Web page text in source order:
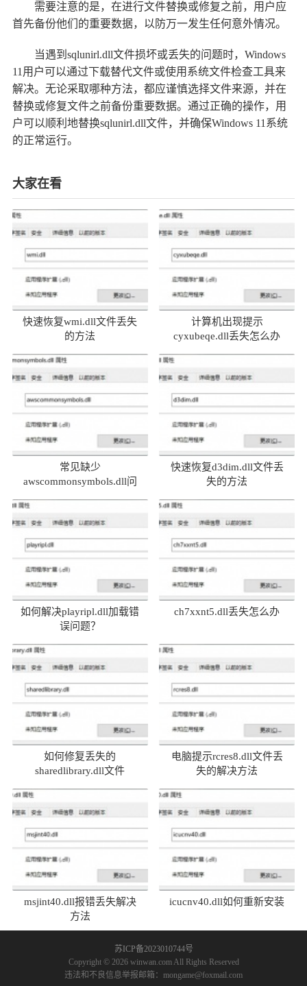
需要注意的是，在进行文件替换或修复之前，用户应
首先备份他们的重要数据，以防万一发生任何意外情况。
当遇到sqlunirl.dll文件损坏或丢失的问题时，Windows
11用户可以通过下载替代文件或使用系统文件检查工具来
解决。无论采取哪种方法，都应谨慎选择文件来源，并在
替换或修复文件之前备份重要数据。通过正确的操作，用
户可以顺利地替换sqlunirl.dll文件，并确保Windows 11系统
的正常运行。
大家在看
快速恢复wmi.dll文件丢失
的方法
计算机出现提示
cyxubeqe.dll丢失怎么办
常见缺少
awscommonsymbols.dll问
快速恢复d3dim.dll文件丢
失的方法
如何解决playripl.dll加载错
误问题？
ch7xxnt5.dll丢失怎么办
如何修复丢失的
sharedlibrary.dll文件
电脑提示rcres8.dll文件丢
失的解决方法
msjint40.dll报错丢失解决
方法
icucnv40.dll如何重新安装
苏ICP备2023010744号
Copyright © 2026 winwan.com All Rights Reserved
违法和不良信息举报邮箱：mongame@foxmail.com